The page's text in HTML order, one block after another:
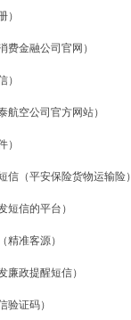
）
费金融公司官网）
）
航空公司官方网站）
）
信（平安保险货物运输险）
短信的平台）
精准客源）
廉政提醒短信）
验证码）